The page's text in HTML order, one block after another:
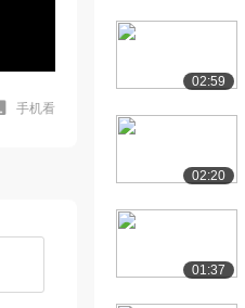
手机看
02:59
02:20
01:37